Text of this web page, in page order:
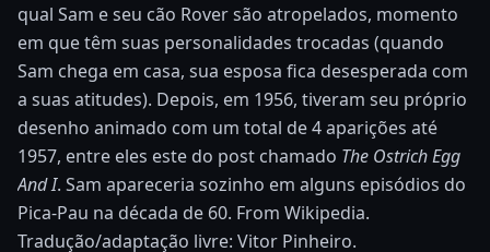
qual Sam e seu cão Rover são atropelados, momento
em que têm suas personalidades trocadas (quando
Sam chega em casa, sua esposa fica desesperada com
a suas atitudes). Depois, em 1956, tiveram seu próprio
desenho animado com um total de 4 aparições até
1957, entre eles este do post chamado The Ostrich Egg
And I. Sam apareceria sozinho em alguns episódios do
Pica-Pau na década de 60. From Wikipedia.
Tradução/adaptação livre: Vitor Pinheiro.